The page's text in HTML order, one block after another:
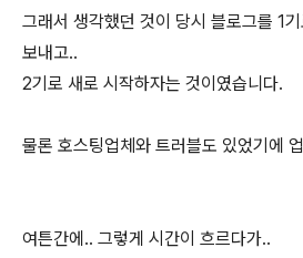
그래서 생각했던 것이 당시 블로그를 1
보내고..
2기로 새로 시작하자는 것이였습니다.
물론 호스팅업체와 트러블도 있었기에
여튼간에.. 그렇게 시간이 흐르다가..